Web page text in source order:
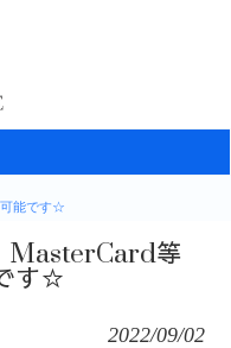
能です☆
MasterCard等
す☆
2022/09/02